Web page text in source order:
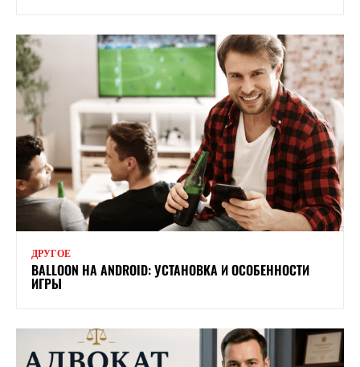
ДРУГОЕ
BALLOON НА ANDROID: УСТАНОВКА И ОСОБЕННОСТИ
ИГРЫ